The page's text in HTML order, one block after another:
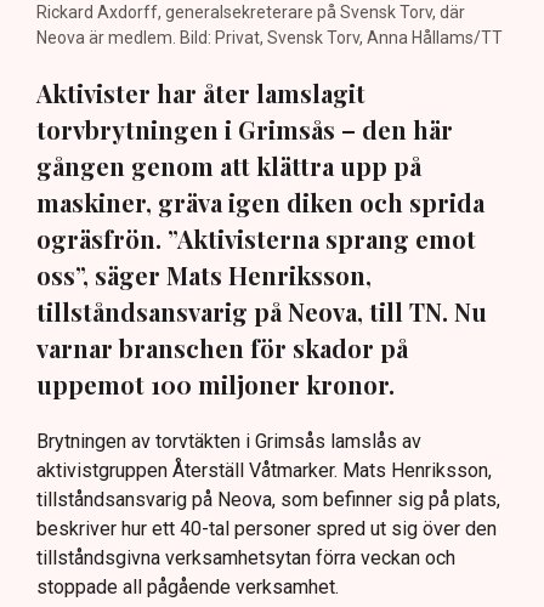
Rickard Axdorff, generalsekreterare på Svensk Torv, där
Neova är medlem. Bild: Privat, Svensk Torv, Anna Hållams/TT
Aktivister har åter lamslagit
torvbrytningen i Grimsås – den här
gången genom att klättra upp på
maskiner, gräva igen diken och sprida
ogräsfrön. ”Aktivisterna sprang emot
oss”, säger Mats Henriksson,
tillståndsansvarig på Neova, till TN. Nu
varnar branschen för skador på
uppemot 100 miljoner kronor.
Brytningen av torvtäkten i Grimsås lamslås av
aktivistgruppen Återställ Våtmarker. Mats Henriksson,
tillståndsansvarig på Neova, som befinner sig på plats,
beskriver hur ett 40-tal personer spred ut sig över den
tillståndsgivna verksamhetsytan förra veckan och
stoppade all pågående verksamhet.